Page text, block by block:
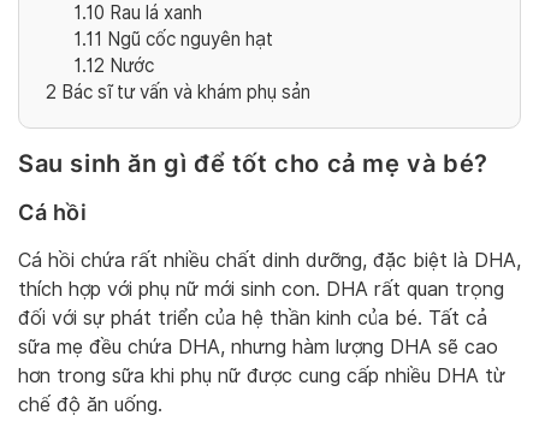
1.10 Rau lá xanh
1.11 Ngũ cốc nguyên hạt
1.12 Nước
2 Bác sĩ tư vấn và khám phụ sản
Sau sinh ăn gì để tốt cho cả mẹ và bé?
Cá hồi
Cá hồi chứa rất nhiều chất dinh dưỡng, đặc biệt là DHA,
thích hợp với phụ nữ mới sinh con. DHA rất quan trọng
đối với sự phát triển của hệ thần kinh của bé. Tất cả
sữa mẹ đều chứa DHA, nhưng hàm lượng DHA sẽ cao
hơn trong sữa khi phụ nữ được cung cấp nhiều DHA từ
chế độ ăn uống.